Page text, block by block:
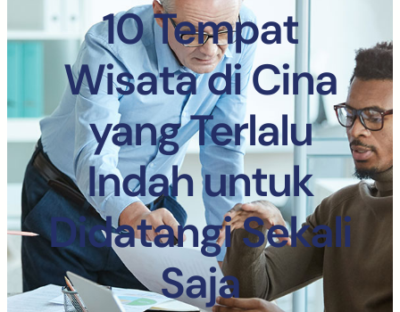
10 Tempat
Wisata di Cina
yang Terlalu
Indah untuk
Didatangi Sekali
Saja